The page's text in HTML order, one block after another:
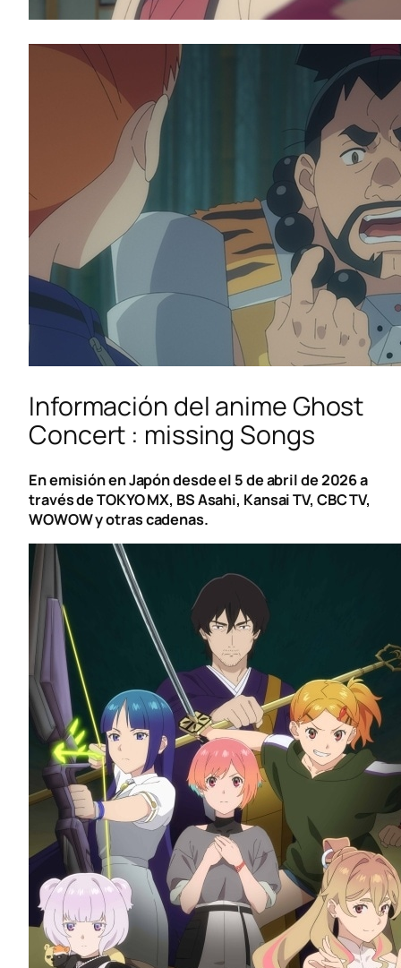
Información del anime Ghost
Concert : missing Songs
En emisión en Japón desde el 5 de abril de 2026 a
través de TOKYO MX, BS Asahi, Kansai TV, CBC TV,
WOWOW y otras cadenas.